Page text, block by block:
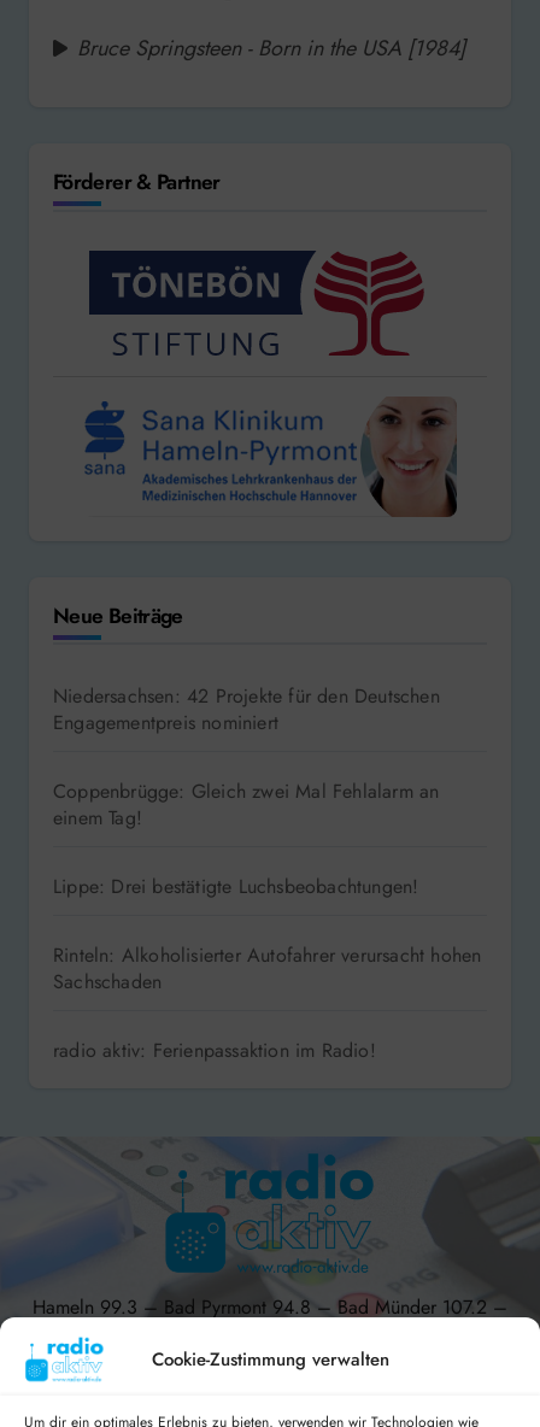
Cookie-Zustimmung verwalten
Um dir ein optimales Erlebnis zu bieten, verwenden wir Technologien wie
Bruce Springsteen - Born in the USA [1984]
Förderer & Partner
Neue Beiträge
Niedersachsen: 42 Projekte für den Deutschen
Engagementpreis nominiert
Coppenbrügge: Gleich zwei Mal Fehlalarm an
einem Tag!
Lippe: Drei bestätigte Luchsbeobachtungen!
Rinteln: Alkoholisierter Autofahrer verursacht hohen
Sachschaden
radio aktiv: Ferienpassaktion im Radio!
Hameln 99.3 – Bad Pyrmont 94.8 – Bad Münder 107.2 –
DAB+ 9C